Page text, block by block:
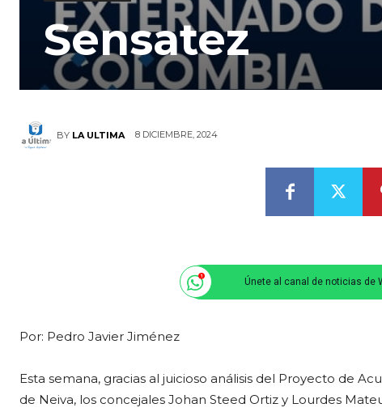
Sensatez
BY LA ULTIMA 8 DICIEMBRE, 2024
Únete al canal de noticias de
Por: Pedro Javier Jiménez
Esta semana, gracias al juicioso análisis del Proyecto de
de Neiva, los concejales Johan Steed Ortiz y Lourdes